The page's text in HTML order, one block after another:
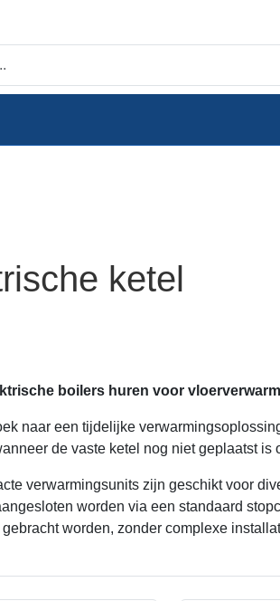
ketel
boilers huren voor
naar een tijdelijke
de vaste ketel nog niet geplaatst is
verwarmingsunits zijn geschikt voor
worden via een standaard
worden, zonder complexe